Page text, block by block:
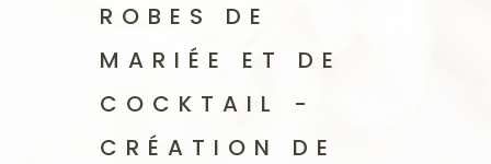
ROBES DE
MARIÉE ET DE
COCKTAIL -
CRÉATION DE